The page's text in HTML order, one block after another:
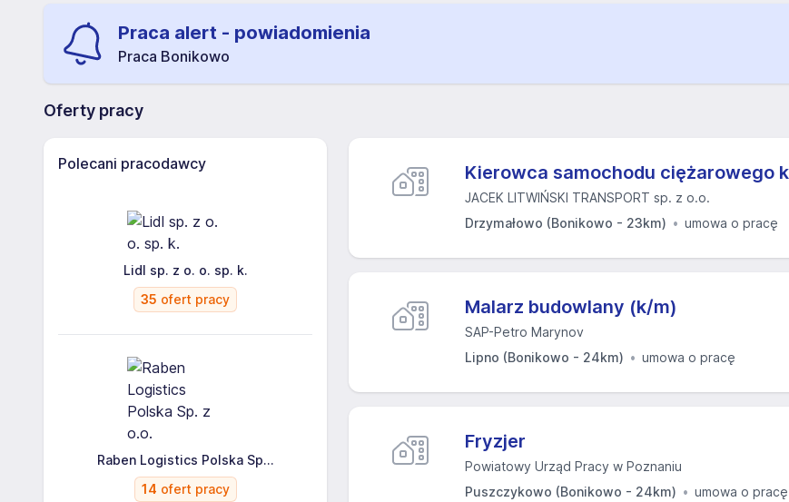
Praca alert - powiadomienia
Praca Bonikowo
Oferty pracy
Polecani pracodawcy
Lidl sp. z o. o. sp. k.
35 ofert pracy
Raben Logistics Polska Sp...
14 ofert pracy
Kierowca samochodu ciężarowego
JACEK LITWIŃSKI TRANSPORT sp. z o.o.
Drzymałowo (Bonikowo - 23km)
umowa o pracę
Malarz budowlany (k/m)
SAP-Petro Marynov
Lipno (Bonikowo - 24km)
umowa o pracę
Fryzjer
Powiatowy Urząd Pracy w Poznaniu
Puszczykowo (Bonikowo - 24km)
umowa o pracę